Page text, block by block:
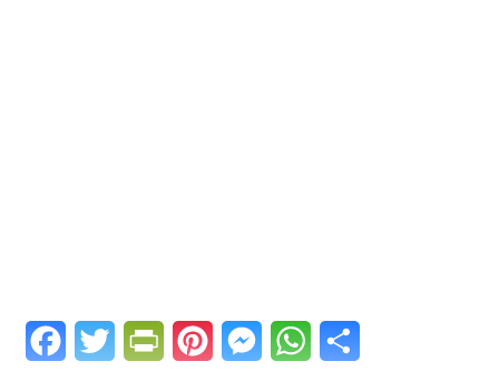
FacebookTwitter PrintFriendly
PinterestMessengerWhatsApp